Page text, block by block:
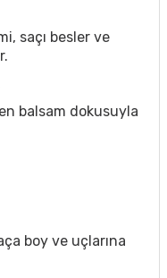
saçı besler ve
balsam dokusuyla
boy ve uçlarına